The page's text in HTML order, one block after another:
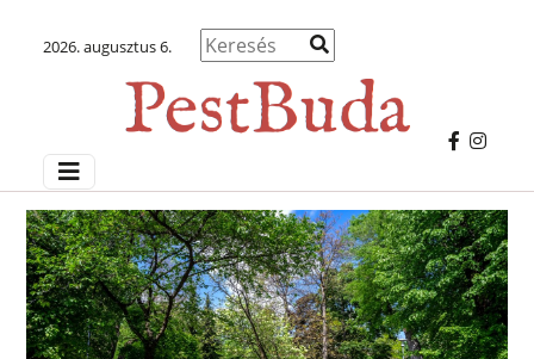
2026. augusztus 6.